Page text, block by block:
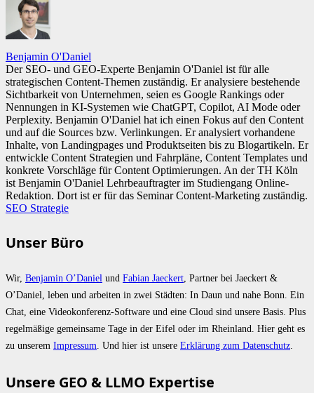
Benjamin O'Daniel
Der SEO- und GEO-Experte Benjamin O'Daniel ist für alle
strategischen Content-Themen zuständig. Er analysiere bestehende
Sichtbarkeit von Unternehmen, seien es Google Rankings oder
Nennungen in KI-Systemen wie ChatGPT, Copilot, AI Mode oder
Perplexity. Benjamin O'Daniel hat ich einen Fokus auf den Content
und auf die Sources bzw. Verlinkungen. Er analysiert vorhandene
Inhalte, von Landingpages und Produktseiten bis zu Blogartikeln. Er
entwickle Content Strategien und Fahrpläne, Content Templates und
konkrete Vorschläge für Content Optimierungen. An der TH Köln
ist Benjamin O'Daniel Lehrbeauftragter im Studiengang Online-
Redaktion. Dort ist er für das Seminar Content-Marketing zuständig.
SEO Strategie
Unser Büro
Wir, Benjamin O’Daniel und Fabian Jaeckert, Partner bei Jaeckert &
O’Daniel, leben und arbeiten in zwei Städten: In Daun und nahe Bonn. Ein
Chat, eine Videokonferenz-Software und eine Cloud sind unsere Basis. Plus
regelmäßige gemeinsame Tage in der Eifel oder im Rheinland. Hier geht es
zu unserem Impressum. Und hier ist unsere Erklärung zum Datenschutz.
Unsere GEO & LLMO Expertise